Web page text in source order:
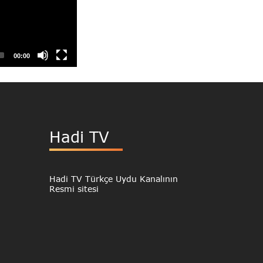
00:00
Hadi TV
Hadi TV Türkçe Uydu Kanalının
Resmi sitesi